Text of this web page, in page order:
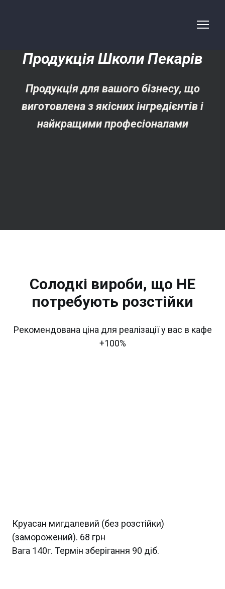
Продукція Школи Пекарів
Продукція для вашого бізнесу, що
виготовлена з якісних інгредієнтів і
найкращими професіоналами
Солодкі вироби, що НЕ
потребують розстійки
Рекомендована ціна для реалізації у вас в кафе
+100%
Круасан мигдалевий (без розстійки)
(заморожений). 68 грн
Вага 140г. Термін зберігання 90 діб.